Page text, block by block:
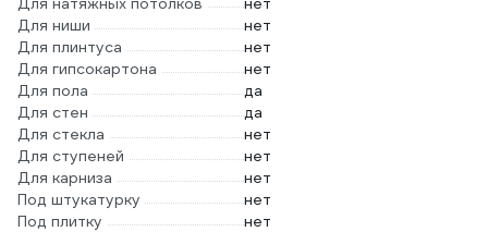
Для ниши
нет
Для плинтуса
нет
Для гипсокартона
нет
Для пола
да
Для стен
да
Для стекла
нет
Для ступеней
нет
Для карниза
нет
Под штукатурку
нет
Под плитку
нет